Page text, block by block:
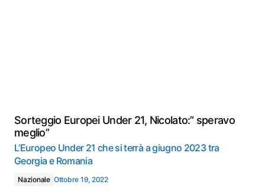
Sorteggio Europei Under 21, Nicolato:” speravo
meglio”
L’Europeo Under 21 che si terrà a giugno 2023 tra
Georgia e Romania
Nazionale Ottobre 19, 2022